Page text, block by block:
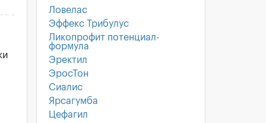
Ловелас
Эффекс Трибулус
Ликопрофит потенциал-
формула
Эректил
ЭросТон
Сиалис
Ярсагумба
Цефагил